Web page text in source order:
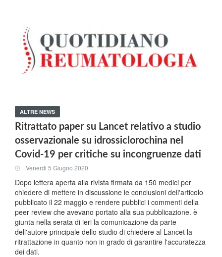
ALTRE NEWS
Ritrattato paper su Lancet relativo a studio
osservazionale su idrossiclorochina nel
Covid-19 per critiche su incongruenze dati
Venerdi 5 Giugno 2020
Dopo lettera aperta alla rivista firmata da 150 medici per
chiedere di mettere in discussione le conclusioni dell'articolo
pubblicato il 22 maggio e rendere pubblici i commenti della
peer review che avevano portato alla sua pubblicazione. è
giunta nella serata di ieri la comunicazione da parte
dell'autore principale dello studio di chiedere al Lancet la
ritrattazione in quanto non in grado di garantire l'accuratezza
dei dati.